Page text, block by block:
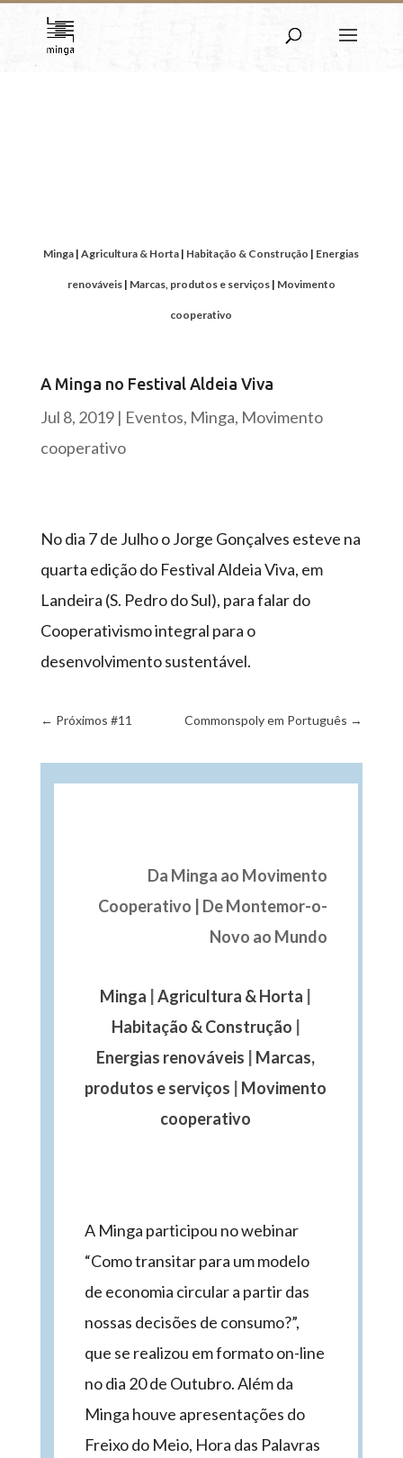
Minga |Agricultura & Horta | Habitação & Construção | Energias
renováveis| Marcas, produtos e serviços | Movimento
cooperativo
A Minga no Festival Aldeia Viva
Jul 8, 2019| Eventos, Minga, Movimento
cooperativo
No dia 7 de Julho o Jorge Gonçalves esteve na
quarta edição do Festival Aldeia Viva, em
Landeira (S. Pedro do Sul), para falar do
Cooperativismo integral para o
desenvolvimento sustentável.
← Próximos #11 Commonspoly em Português →
Da Minga ao Movimento
Cooperativo | De Montemor-o-
Novo ao Mundo
Minga |Agricultura & Horta
Habitação & Construção
Energias renováveis
Marcas,
produtos e serviços
Movimento
cooperativo
A Minga participou no webinar
“Como transitar para um modelo
de economia circular a partir das
nossas decisões de consumo?”,
que se realizou em formato on-line
no dia 20 de Outubro. Além da
Minga houve apresentações do
Freixo do Meio, Hora das Palavras